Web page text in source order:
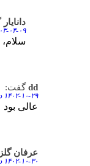
دانایار
۱۴۰۳-۰۴-۰۹ در
dd گفت:
۱۴۰۲-۱۰-۲۹ در ۹:۱۴ ب٫ظ
عالی بود
عرفان
۱۴۰۲-۱۰-۳۰ در ۹:۵۶ ب٫ظ